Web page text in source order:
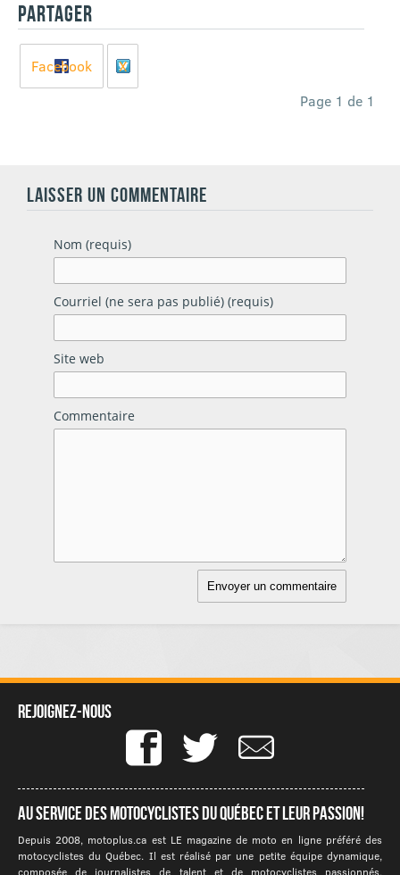
PARTAGER
Facebook
X
Page 1 de 1
LAISSER UN COMMENTAIRE
Nom (requis)
Courriel (ne sera pas publié) (requis)
Site web
Commentaire
Rejoignez-nous
Au service des motocyclistes du québec et leur passion!
Depuis 2008, motoplus.ca est LE magazine de moto en ligne préféré des
motocyclistes du Québec. Il est réalisé par une petite équipe dynamique,
composée de journalistes de talent et de motocyclistes passionnés.